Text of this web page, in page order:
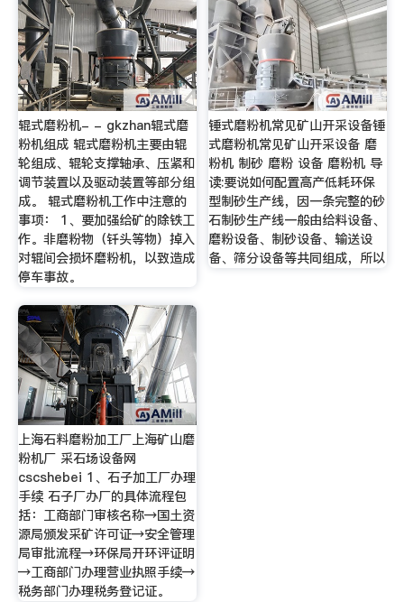
辊式磨粉机- - gkzhan辊式磨
粉机组成 辊式磨粉机主要由辊
轮组成、辊轮支撑轴承、压紧和
调节装置以及驱动装置等部分组
成。 辊式磨粉机工作中注意的
事项： 1、要加强给矿的除铁工
作。非磨粉物（钎头等物）掉入
对辊间会损坏磨粉机，以致造成
停车事故。
锤式磨粉机常见矿山开采设备锤
式磨粉机常见矿山开采设备 磨
粉机 制砂 磨粉 设备 磨粉机 导
读:要说如何配置高产低耗环保
型制砂生产线，因一条完整的砂
石制砂生产线一般由给料设备、
磨粉设备、制砂设备、输送设
备、筛分设备等共同组成，所以
上海石料磨粉加工厂上海矿山磨
粉机厂 采石场设备网
cscshebei 1、石子加工厂办理
手续 石子厂办厂的具体流程包
括：工商部门审核名称→国土资
源局颁发采矿许可证→安全管理
局审批流程→环保局开环评证明
→工商部门办理营业执照手续→
税务部门办理税务登记证。